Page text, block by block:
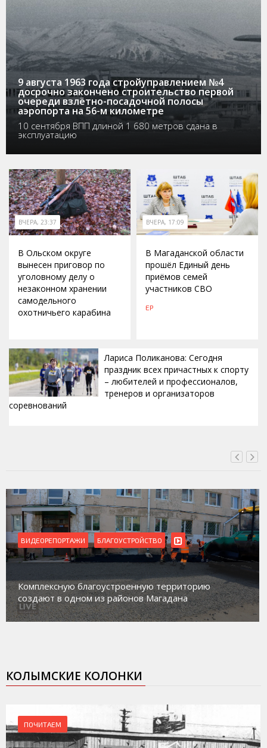
9 августа 1963 года стройуправлением №4
досрочно закончено строительство первой
очереди взлётно-посадочной полосы
аэропорта на 56-м километре
10 сентября ВПП длиной 1 680 метров сдана в
эксплуатацию
ВЧЕРА, 23:37
В Ольском округе
вынесен приговор по
уголовному делу о
незаконном хранении
самодельного
охотничьего карабина
ВЧЕРА, 17:09
В Магаданской области
прошёл Единый день
приёмов семей
участников СВО
ЕР
Лариса Поликанова: Сегодня
праздник всех причастных к спорту
– любителей и профессионалов,
тренеров и организаторов
соревнований
ВИДЕОРЕПОРТАЖИ БЛАГОУСТРОЙСТВО
Комплексную благоустроенную территорию
создают в одном из районов Магадана
КОЛЫМСКИЕ КОЛОНКИ
ПОЧИТАЕМ